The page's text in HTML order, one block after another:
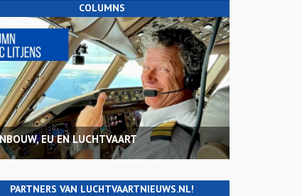
COLUMNS
EU EN LUCHTVAART
PARTNERS VAN LUCHTVAARTNIEUWS.NL!